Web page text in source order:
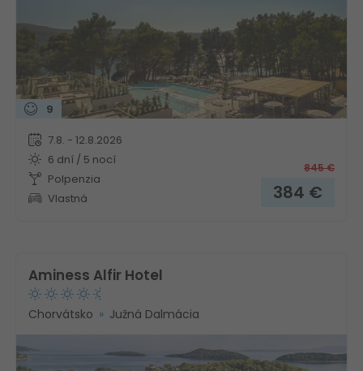
9
7.8. - 12.8.2026
6 dní / 5 nocí
Polpenzia
Vlastná
845€
384 €
Aminess Alfir Hotel
Chorvátsko Južná Dalmácia